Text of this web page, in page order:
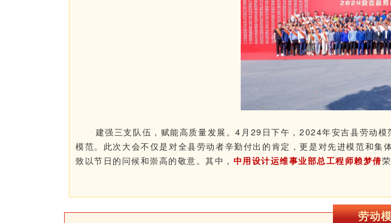
建强三支队伍，赋能高质量发展。4月29日下午，2024年安吉县劳动
模范。此次大会不仅是对全县劳动者辛勤付出的肯定，更是对先进模范和
致以节日的问候和崇高的敬意。其中， 中用设计运维事业部总工程师赖梦倩
劳动